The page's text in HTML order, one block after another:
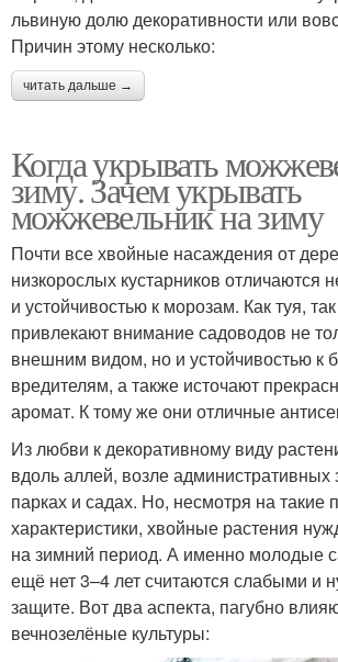
львиную долю декоративности или
Причин этому несколько:
читать дальше →
Когда укрывать
зиму. Зачем укрывать
можжевельник на зиму
Почти все хвойные насаждения от
низкорослых кустарников отличаются
и устойчивостью к морозам. Как туя,
привлекают внимание садоводов не
внешним видом, но и устойчивостью к
вредителям, а также источают
аромат. К тому же они отличные
Из любви к декоративному виду
вдоль аллей, возле административных
парках и садах. Но, несмотря на такие
характеристики, хвойные растения
на зимний период. А именно молодые
ещё нет 3–4 лет считаются слабыми и
защите. Вот два аспекта, пагубно
вечнозелёные культуры: